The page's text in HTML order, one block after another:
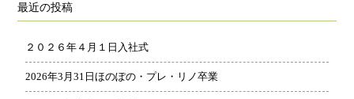
カ
最近の投稿
２０２６年４月１日入社式
2026年3月31日ほのぽの・プレ・リノ卒業